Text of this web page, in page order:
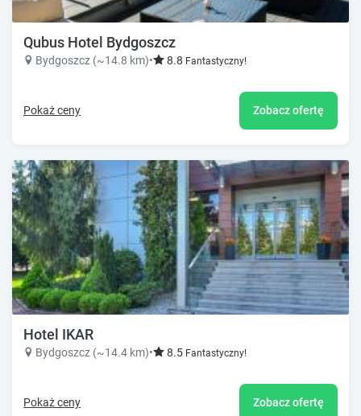
Qubus Hotel Bydgoszcz
Bydgoszcz (~14.8 km)• 8.8 Fantastyczny!
Pokaż ceny Zobacz ofertę
Hotel IKAR
Bydgoszcz (~14.4 km)• 8.5 Fantastyczny!
Pokaż ceny Zobacz ofertę